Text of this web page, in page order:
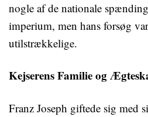
nogle af de nationale
imperium, men hans forsøg
utilstrækkelige.
Kejserens Familie og
Franz Joseph giftede sig med